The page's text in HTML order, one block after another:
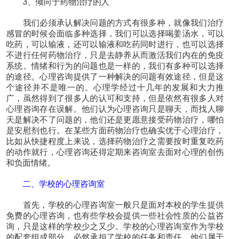
3、倾向于药物治疗的人
我们必须承认解决问题的方式有很多种，就像我们治疗
感冒的时候会面临多种选择，我们可以选择喝姜汤水，可以
吃药，可以输液，还可以输液和吃药同时进行，也可以选择
不进行任何药物治疗，只是去静养从而激活我们内在的免疫
系统。情绪和行为的问题也是一样的，我们有多种可以选择
的途径。心理咨询提供了一种解决的问题有效途径，但是这
个途径并不是唯一的。心理学经过十几年的发展和大力推
广，虽然得到了很多人的认可和支持，但是依然有很多人对
心理咨询存在误解。他们认为心理咨询只是聊天，而找人聊
天是解决不了问题的，他们还是更愿意接受药物治疗，哪怕
是安慰剂也行。在某些方面药物治疗也确实优于心理治疗，
比如从快捷程度上来说，选择药物治疗之需要按时重复吃药
的动作就行，心理咨询还得定期来咨询室去面对心理的创伤
和负面情绪。
二、学校的心理咨询室
首先，学校的心理咨询室一般只是面对本校的学生提供
免费的心理咨询，也有些学校会提供一些社会性质的公益咨
询，只是这样的学校少之又少。学校的心理咨询室作为学校
的配套组成部分，必然承担了学校的任务和责任，他们属于